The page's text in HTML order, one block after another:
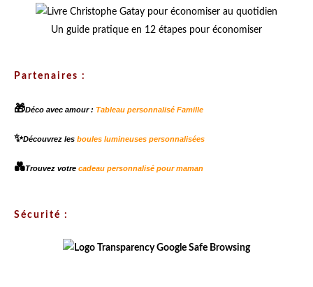
Un guide pratique en 12 étapes pour économiser
Partenaires :
🎁Déco avec amour : Tableau personnalisé Famille
✨Découvrez les boules lumineuses personnalisées
💑Trouvez votre cadeau personnalisé pour maman
Sécurité :